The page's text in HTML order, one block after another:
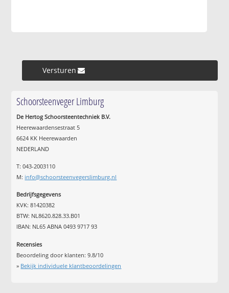
Versturen »
Schoorsteenveger Limburg
De Hertog Schoorsteentechniek B.V.
Heerewaardensestraat 5
6624 KK Heerewaarden
NEDERLAND
T: 043-2003110
M: info@schoorsteenvegerslimburg.nl
Bedrijfsgegevens
KVK: 81420382
BTW: NL8620.828.33.B01
IBAN: NL65 ABNA 0493 9717 93
Recensies
Beoordeling door klanten:9.8/10
» Bekijk individuele klantbeoordelingen